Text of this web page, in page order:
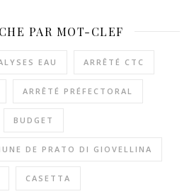
PAR MOT-CLEF
EAU ARRÊTÉ CTC
ARRÊTÉ PRÉFECTORAL
BUDGET
DE PRATO DI GIOVELLINA
CASETTA